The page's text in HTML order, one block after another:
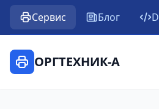
Сервис Блог
ОРГТЕХНИК-А